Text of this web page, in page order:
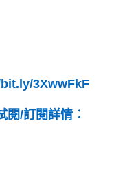
3XwwFkF
閱/訂閱詳情︰